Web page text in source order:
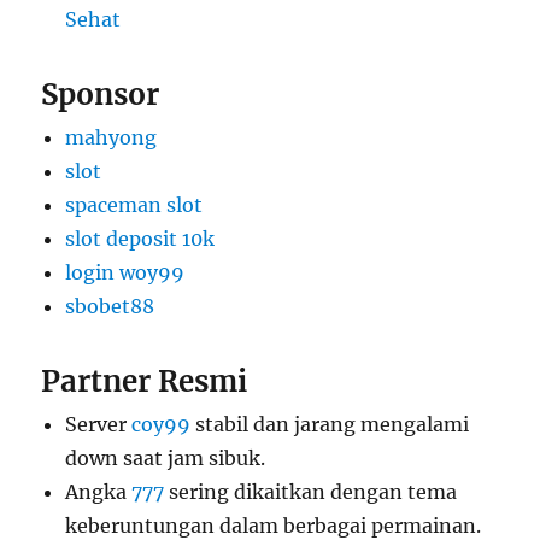
Sehat
Sponsor
mahyong
slot
spaceman slot
slot deposit 10k
login woy99
sbobet88
Partner Resmi
Servercoy99 stabil dan jarang mengalami
down saat jam sibuk.
Angka777 sering dikaitkan dengan tema
keberuntungan dalam berbagai permainan.